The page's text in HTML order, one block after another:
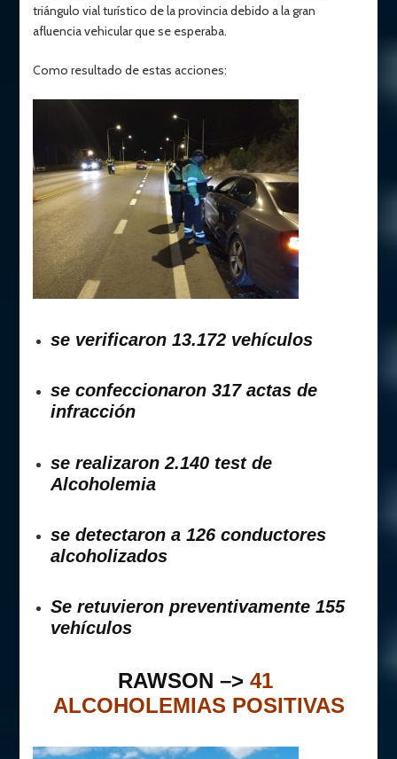
triángulo vial turístico de la provincia debido a la gran
afluencia vehicular que se esperaba.
Como resultado de estas acciones:
se verificaron 13.172 vehículos
se confeccionaron 317 actas de
infracción
se realizaron 2.140 test de
Alcoholemia
se detectaron a 126 conductores
alcoholizados
Se retuvieron preventivamente 155
vehículos
RAWSON –> 41
ALCOHOLEMIAS POSITIVAS